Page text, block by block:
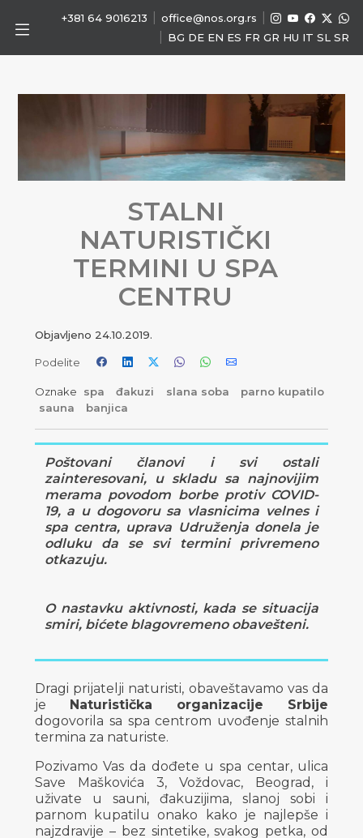
+381 64 9016213 office@nos.org.rs
BG DE EN ES FR GR HU IT SL SR
STALNI
NATURISTIČKI
TERMINI U SPA
CENTRU
Objavljeno 24.10.2019.
Podelite
Oznake spa đakuzi slana soba
parno kupatilo
sauna
banjica
Poštovani članovi i svi ostali
zainteresovani, u skladu sa najnovijim
merama povodom borbe protiv COVID-
19, a u dogovoru sa vlasnicima velnes i
spa centra, uprava Udruženja donela je
odluku da se svi termini privremeno
otkazuju.
O nastavku aktivnosti, kada se situacija
smiri, bićete blagovremeno obavešteni.
Dragi prijatelji naturisti, obaveštavamo vas da
je Naturistička organizacije Srbije
dogovorila sa spa centrom uvođenje stalnih
termina za naturiste.
Pozivamo Vas da dođete u spa centar, ulica
Save Maškovića 3, Voždovac, Beograd, i
uživate u sauni, đakuzijima, slanoj sobi i
parnom kupatilu onako kako je najlepše i
najzdravije – bez sintetike, svakog petka, od